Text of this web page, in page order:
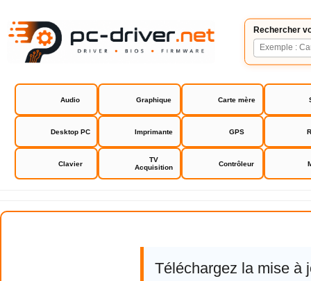
Rechercher
Audio Graphique Carte mère
Desktop PC Imprimante GPS
Clavier
TV
Acquisition
Contrôleur
Driver Ati Radeon HD 2000 3000
Téléchargez la mise à